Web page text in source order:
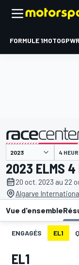
FORMULE 1MOTOGP
présenté par 4
2023 ELMS
20 oct. 2023 au 22
Algarve
Vue d'ensemble
ENGAGÉS EL1
EL1